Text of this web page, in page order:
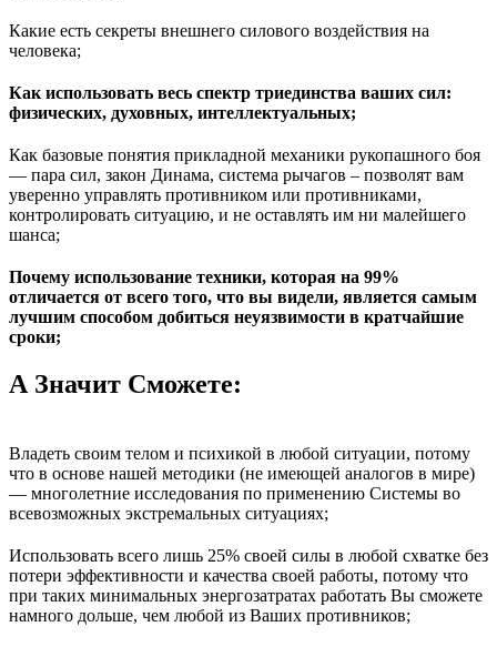
Какие есть секреты внешнего силового воздействия на
человека;
Как использовать весь спектр триединства ваших сил:
физических, духовных, интеллектуальных;
Как базовые понятия прикладной механики рукопашного боя
— пара сил, закон Динама, система рычагов – позволят вам
уверенно управлять противником или противниками,
контролировать ситуацию, и не оставлять им ни малейшего
шанса;
Почему использование техники, которая на 99%
отличается от всего того, что вы видели, является самым
лучшим способом добиться неуязвимости в кратчайшие
сроки;
А Значит Сможете:
Владеть своим телом и психикой в любой ситуации, потому
что в основе нашей методики (не имеющей аналогов в мире)
— многолетние исследования по применению Системы во
всевозможных экстремальных ситуациях;
Использовать всего лишь 25% своей силы в любой схватке без
потери эффективности и качества своей работы, потому что
при таких минимальных энергозатратах работать Вы сможете
намного дольше, чем любой из Ваших противников;